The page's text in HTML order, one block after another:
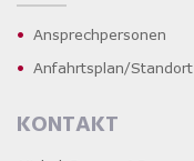
Ansprechpersonen
Anfahrtsplan/Standort
KONTAKT